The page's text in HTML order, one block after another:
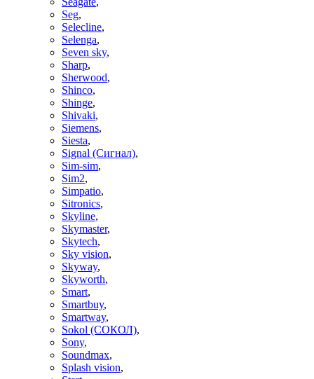
Seg,
Selecline,
Selenga,
Seven sky,
Sharp,
Sherwood,
Shinco,
Shinge,
Shivaki,
Siemens,
Siesta,
Signal (Сигнал),
Sim-sim,
Sim2,
Simpatio,
Sitronics,
Skyline,
Skymaster,
Skytech,
Sky vision,
Skyway,
Skyworth,
Smart,
Smartbuy,
Smartway,
Sokol (СОКОЛ),
Sony,
Soundmax,
Splash vision,